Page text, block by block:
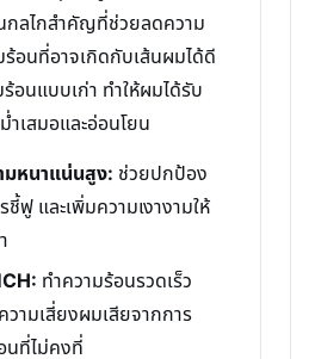
กลไกสำคัญที่ช่วยลดความ
ร้อนที่อาจเกิดกับเส้นผมได้ดี
อนแบบเก่า ทำให้ผมได้รับ
เสมอและอ่อนโยน
มหนาแน่นสูง: ช่วยปกป้อง
ฟู และเพิ่มความเงางามให้
ทำความร้อนรวดเร็ว
วามเสี่ยงผมเสียจากการ
นที่ไม่คงที่